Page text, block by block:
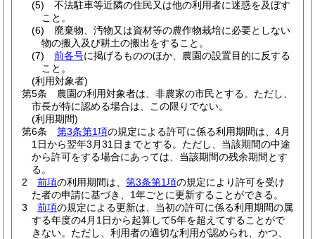
(5)
不法駐車等近隣の住民又は他の利用者に迷惑を及ぼす
こと。
(6)
廃棄物、汚物又は資材等の農作物栽培に必要としない
物の搬入及び耕土の搬出をすること。
(7)
前各号に掲げるもののほか、農園の設置目的に反する
こと。
(利用対象者)
第5条
農園の利用対象者は、非農家の市民とする。 ただし、
市長が特に認める場合は、この限りでない。
(利用期間)
第6条
第3条第1項の規定による許可に係る利用期間は、4月
1日から翌年3月31日までとする。 ただし、当該期間の中途
から許可をする場合にあっては、当該期間の残余期間とす
る。
2
前項の利用期間は、 第3条第1項の規定により許可を受け
た者の申請に基づき、1年ごとに更新することができる。
3
前項の規定による更新は、当初の許可に係る利用期間の属
する年度の4月1日から起算して5年を超えてすることがで
きない。 ただし、利用者の適切な利用が認められ、かつ、